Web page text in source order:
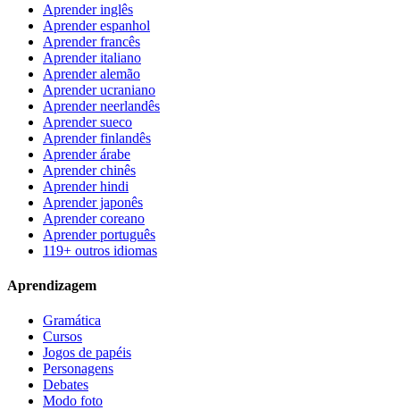
Aprender inglês
Aprender espanhol
Aprender francês
Aprender italiano
Aprender alemão
Aprender ucraniano
Aprender neerlandês
Aprender sueco
Aprender finlandês
Aprender árabe
Aprender chinês
Aprender hindi
Aprender japonês
Aprender coreano
Aprender português
119+ outros idiomas
Aprendizagem
Gramática
Cursos
Jogos de papéis
Personagens
Debates
Modo foto